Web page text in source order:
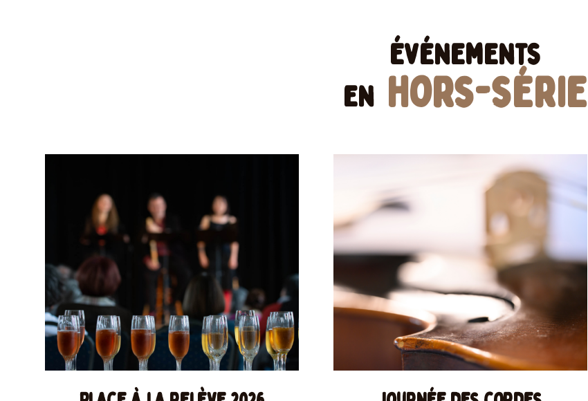
Événements
en hors-série